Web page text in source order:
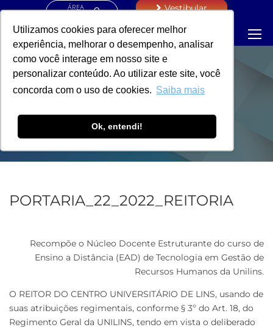
Utilizamos cookies para oferecer melhor
experiência, melhorar o desempenho, analisar
como você interage em nosso site e
personalizar conteúdo. Ao utilizar este site, você
concorda com o uso de cookies. Saiba mais
Ok, entendi!
ÁREA
Vestibular
PORTARIA -
REITORIA
PORTARIA_22_2022_REITORIA
Recompõe o Núcleo Docente Estruturante do curso de
Ensino a Distância (EAD) de Tecnologia em Gestão de
Recursos Humanos da Unilins.
O REITOR DO CENTRO UNIVERSITÁRIO DE LINS, usando de
suas atribuições regimentais, conforme § 3º do Art. 18, do
Regimento Geral da UNILINS, tendo em vista o deliberado